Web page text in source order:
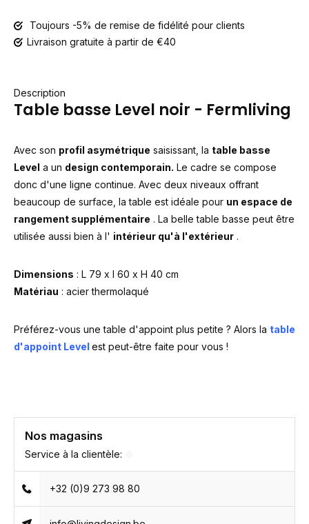
Toujours -5% de remise de fidélité pour clients
Livraison gratuite à partir de €40
Description
Table basse Level noir - Fermliving
Avec son profil asymétrique saisissant, la table basse
Level a un design contemporain. Le cadre se compose
donc d'une ligne continue. Avec deux niveaux offrant
beaucoup de surface, la table est idéale pour un espace de
rangement supplémentaire . La belle table basse peut être
utilisée aussi bien à l' intérieur qu'à l'extérieur .
Dimensions : L 79 x l 60 x H 40 cm
Matériau : acier thermolaqué
Préférez-vous une table d'appoint plus petite ? Alors la table
d'appoint Level est peut-être faite pour vous !
Nos magasins
Service à la clientèle:
+32 (0)9 273 98 80